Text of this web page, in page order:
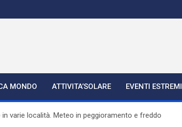
MONDO ATTIVITA’SOLARE EVENTI ESTREMI
varie località. Meteo in peggioramento e freddo